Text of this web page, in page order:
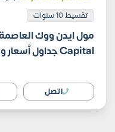
تقسيط 10 سنوات
Capital جداول أسعار ومساحات
اتصل